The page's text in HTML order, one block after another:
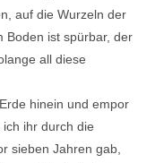
auf die Wurzeln der
Boden ist spürbar, der
all diese
hinein und empor
ihr durch die
sieben Jahren gab,